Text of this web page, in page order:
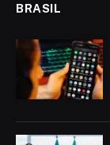
BRASIL